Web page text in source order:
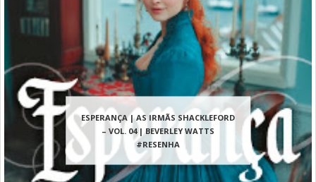
ESPERANÇA | AS IRMÃS SHACKLEFORD
– VOL. 04 | BEVERLEY WATTS
#RESENHA